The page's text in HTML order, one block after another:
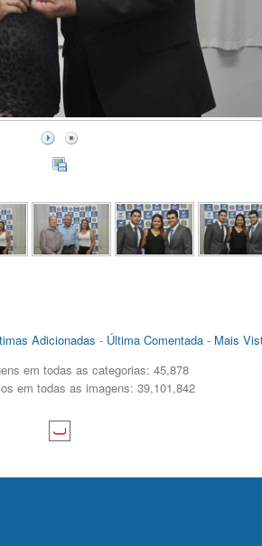
Adicionadas - Última Comentada- Mais
em todas as categorias: 45,878
em todas as imagens: 39,101,842